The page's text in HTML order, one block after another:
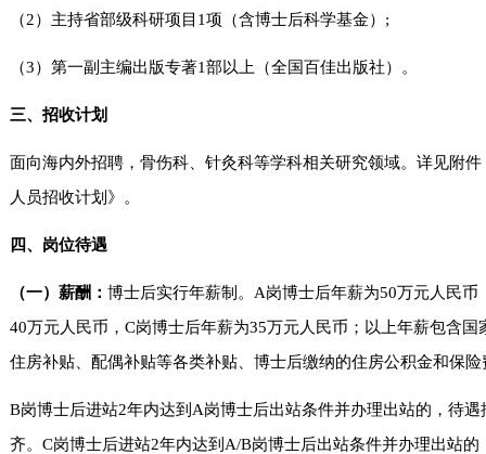
（2）主持省部级科研项目1项（含博士后科学基金）;
（3）第一副主编出版专著1部以上（全国百佳出版社）。
三、招收计划
面向海内外招聘，骨伤科、针灸科等学科相关研究领域。详见附
人员招收计划》。
四、 岗位待遇
（一）薪酬：博士后实行年薪制。A岗博士后年薪为50万元人民
40万元人民币，C岗博士后年薪为35万元人民币；以上年薪包含
住房补贴、配偶补贴等各类补贴、博士后缴纳的住房公积金和保
B岗博士后进站2年内达到A岗博士后出站条件并办理出站的，待
齐。C岗博士后进站2年内达到A/B岗博士后出站条件并办理出站